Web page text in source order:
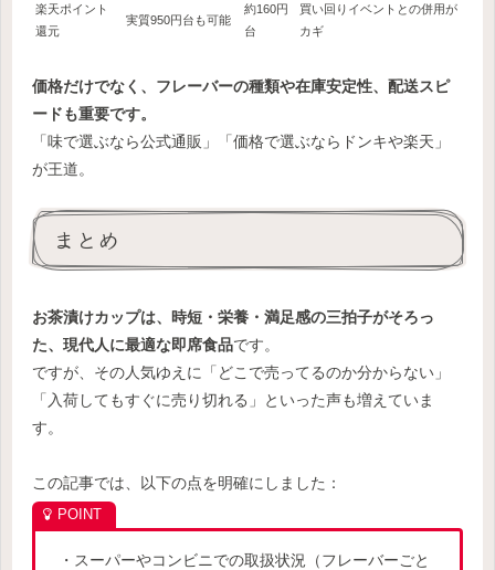
楽天ポイント
還元
実質950円台も可能
約160円
台
買い回りイベントとの併用が
カギ
価格だけでなく、フレーバーの種類や在庫安定性、配送スピ
ードも重要です。
「味で選ぶなら公式通販」「価格で選ぶならドンキや楽天」
が王道。
まとめ
お茶漬けカップは、時短・栄養・満足感の三拍子がそろっ
た、現代人に最適な即席食品です。
ですが、その人気ゆえに「どこで売ってるのか分からない」
「入荷してもすぐに売り切れる」といった声も増えていま
す。
この記事では、以下の点を明確にしました：
・スーパーやコンビニでの取扱状況（フレーバーごと